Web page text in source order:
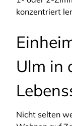
konzentriert
Ulm in
Nicht selten